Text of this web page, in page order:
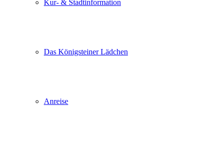
Kur- & Stadtinformation
Das Königsteiner Lädchen
Anreise